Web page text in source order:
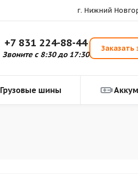
г. Нижний
+7 831 224-88-44
Звоните с 8:30 до 17:30
Заказать
Грузовые шины